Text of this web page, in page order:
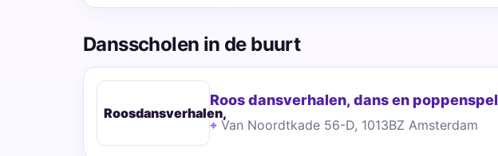
Dansscholen in de buurt
Roosdansverhalen,
Roos dansverhalen, dans en poppenspel
Van Noordtkade 56-D, 1013BZ Amsterdam